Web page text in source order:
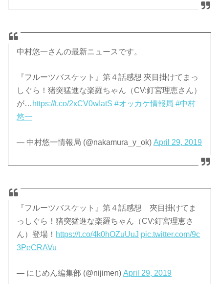
中村悠一さんの最新ニュースです。
『フルーツバスケット』第４話感想 夾目掛けてまっ
しぐら！猪突猛進な楽羅ちゃん（CV:釘宮理恵さん）
が… https://t.co/2xCV0wIatS #オッカケ情報局 #中村
悠一
— 中村悠一情報局 (@nakamura_y_ok)April 29, 2019
『フルーツバスケット』第４話感想 夾目掛けてま
っしぐら！猪突猛進な楽羅ちゃん（CV:釘宮理恵さ
ん）登場！ https://t.co/4k0hOZuUuJ pic.twitter.com/9c
3PeCRAVu
— にじめん編集部 (@nijimen)April 29, 2019